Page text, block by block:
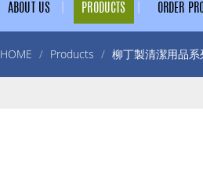
ABOUT US PRODUCTS ORDER
HOME Products 柳丁製清潔用品系